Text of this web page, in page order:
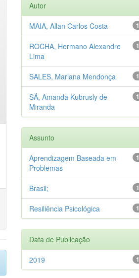
Autor
1
MAIA, Allan Carlos Costa
1
ROCHA, Hermano Alexandre
Lima
1
SALES, Mariana Mendonça
1
SÁ, Amanda Kubrusly de
Miranda
Assunto
1
Aprendizagem Baseada em
Problemas
1
Brasil;
1
Resiliência Psicológica
Data de Publicação
1
2019